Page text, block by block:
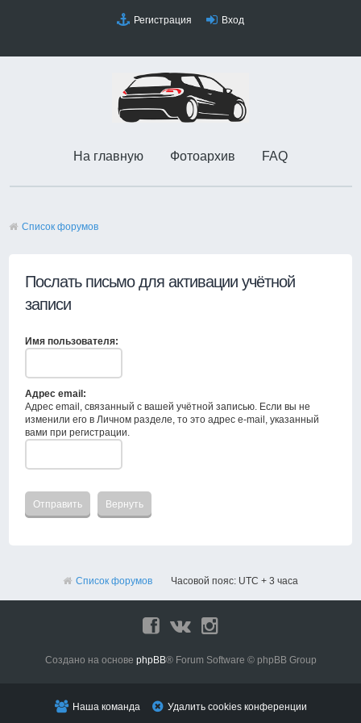
Регистрация Вход
На главную Фотоархив FAQ
Список форумов
Послать письмо для активации учётной
записи
Имя пользователя:
Адрес email:
Адрес email, связанный с вашей учётной записью. Если вы не
изменили его в Личном разделе, то это адрес e-mail, указанный
вами при регистрации.
Список форумов Часовой пояс: UTC + 3 часа
Создано на основе phpBB® Forum Software © phpBB Group
Наша команда Удалить cookies конференции